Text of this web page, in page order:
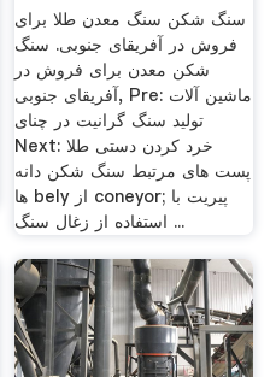
سنگ شکن سنگ معدن طلا برای
فروش در آفریقای جنوبی. سنگ
شکن معدن برای فروش در
آفریقای جنوبی, Pre: ماشین آلات
تولید سنگ گرانیت در چنای
Next: خرد کردن دستی طلا
پست های مرتبط سنگ شکن دانه
ها bely از coneyor; پیریت با
استفاده از زغال سنگ ...